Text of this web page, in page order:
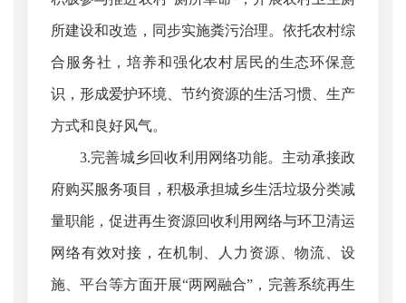
所建设和改造，同步实施粪污治理。依托农村综
合服务社，培养和强化农村居民的生态环保意
识，形成爱护环境、节约资源的生活习惯、生产
方式和良好风气。
3.完善城乡回收利用网络功能。主动承接政
府购买服务项目，积极承担城乡生活垃圾分类减
量职能，促进再生资源回收利用网络与环卫清运
网络有效对接，在机制、人力资源、物流、设
施、平台等方面开展“两网融合”，完善系统再生